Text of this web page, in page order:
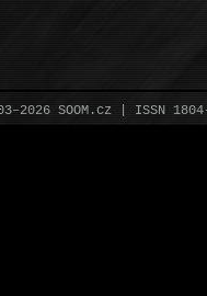
SOOM.cz | ISSN